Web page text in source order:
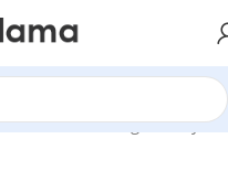
8 sonucun tümü gösteriliyor